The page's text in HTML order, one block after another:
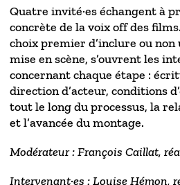
Quatre invité·es échangent à
concrète de la voix off des
choix premier d’inclure ou non
mise en scène, s’ouvrent les
concernant chaque étape :
direction d’acteur, conditions
tout le long du processus, la
et l’avancée du montage.
Modérateur : François Caillat,
Intervenant·es : Louise Hémon,